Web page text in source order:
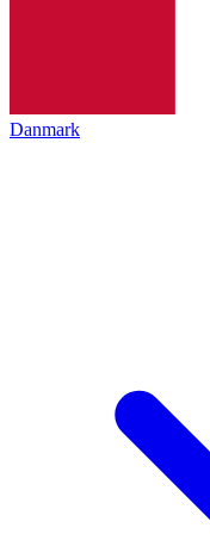
Danmark